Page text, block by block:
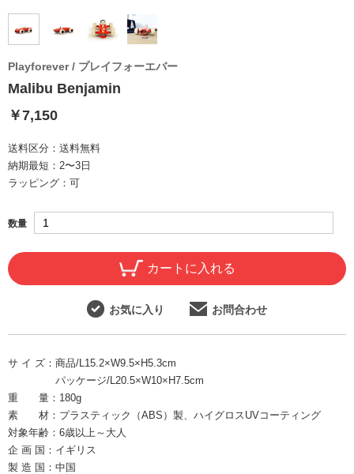
Playforever / プレイフォーエバー
Malibu Benjamin
￥7,150
送料区分： 送料無料
納期最短： 2〜3日
ラッピング： 可
数量
カートに入れる
お気に入り お問合わせ
サ イ ズ： 商品/L15.2×W9.5×H5.3cm
パッケージ/L20.5×W10×H7.5cm
重 量： 180g
素 材： プラスティック（ABS）製、ハイグロスUVコーティング
対象年齢： 6歳以上～大人
企 画 国： イギリス
製 造 国： 中国